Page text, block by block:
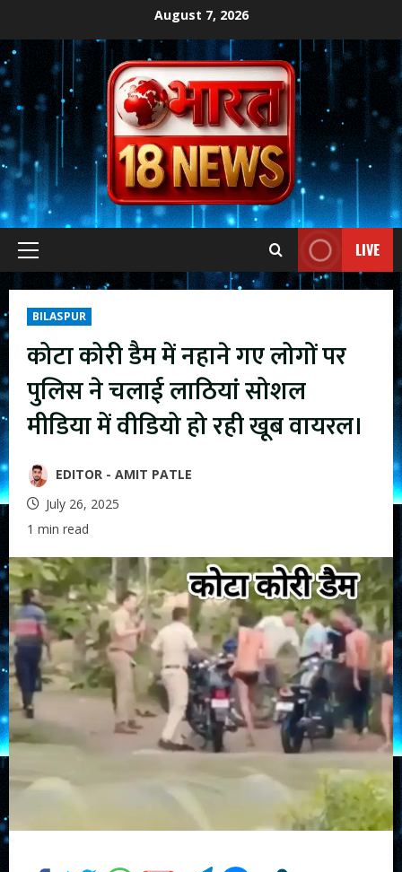
content
August 7, 2026
Primary
Menu
LIVE
BILASPUR
कोटा कोरी डैम में नहाने गए लोगों पर
पुलिस ने चलाई लाठियां सोशल
मीडिया में वीडियो हो रही खूब वायरल।
EDITOR - AMIT PATLE
July 26, 2025
1 min read